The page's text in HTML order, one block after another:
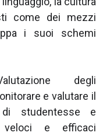
come dei mezzi
i suoi schemi
degli
e valutare il
di studentesse e
veloci e efficaci